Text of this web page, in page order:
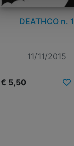
DEATHCO n. 1
11/11/2015
€ 5,50